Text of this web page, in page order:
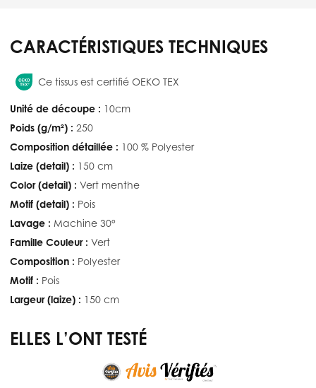
CARACTÉRISTIQUES TECHNIQUES
Ce tissus est certifié OEKO TEX
Unité de découpe : 10cm
Poids (g/m²) : 250
Composition détaillée : 100 % Polyester
Laize (detail) : 150 cm
Color (detail) : Vert menthe
Motif (detail) : Pois
Lavage : Machine 30°
Famille Couleur : Vert
Composition : Polyester
Motif : Pois
Largeur (laize) : 150 cm
ELLES L’ONT TESTÉ